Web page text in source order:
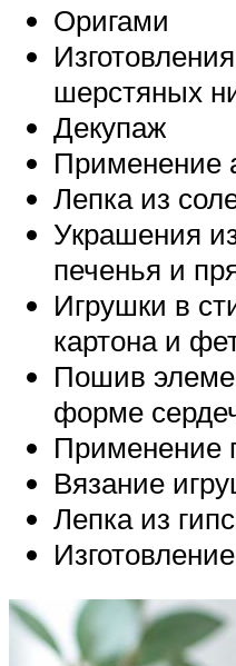
Оригами
шерстяных
Декупаж
Применение
Лепка из
Украшения
печенья и
Игрушки в
картона и
Пошив
форме
Применение
Вязание
Лепка из